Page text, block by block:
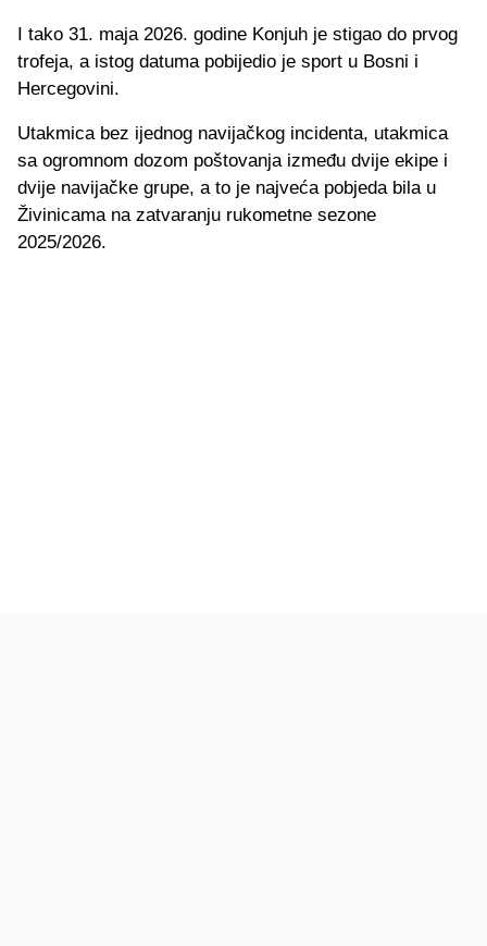
I tako 31. maja 2026. godine Konjuh je stigao do prvog
trofeja, a istog datuma pobijedio je sport u Bosni i
Hercegovini.
Utakmica bez ijednog navijačkog incidenta, utakmica
sa ogromnom dozom poštovanja između dvije ekipe i
dvije navijačke grupe, a to je najveća pobjeda bila u
Živinicama na zatvaranju rukometne sezone
2025/2026.